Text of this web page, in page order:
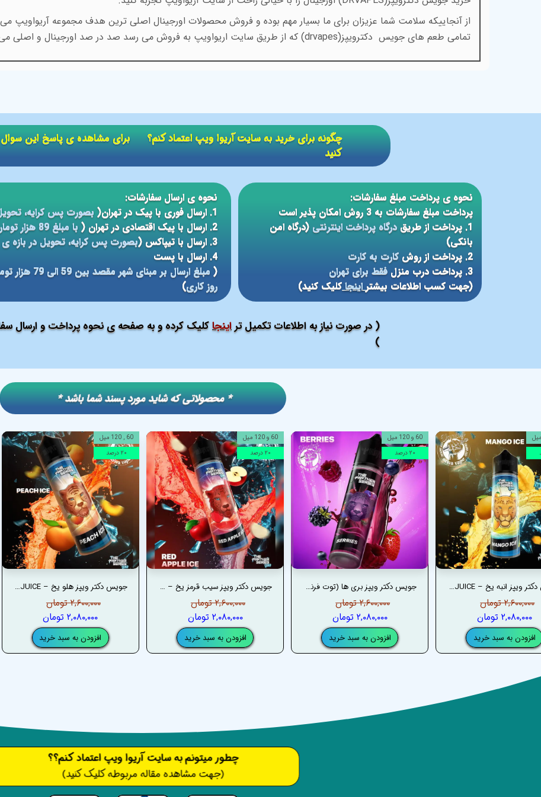
از آنجاییکه سلامت شما عزیزان برای ما بسیار مهم بوده و فروش محصولات اورجینال اصلی ترین هدف مجموعه آریواویپ
تمامی طعم های جویس دکترویپز(drvapes) که از طریق سایت اریواویپ به فروش می رسد صد در صد اورجینال و اصلی
( در صورت نیاز به اطلاعات تکمیل تراینجاکلیک کرده و به صفحه ی نحوه پرداخت و ارسال
)
نحوه ی پرداخت مبلغ سفارشات:
پرداخت مبلغ سفارشات به 3 روش امکان پذیر است
1. پرداخت از طریق
درگاه پرداخت اینترنتی(درگاه امن
بانکی)
2. پرداخت از روش
کارت به کارت
3. پرداخت درب منزل
فقط برای تهران
(جهت کسب اطلاعات بیشتر اینجا کلیک کنید)
نحوه ی ارسال سفارشات:
1. ارسال فوری با پیک در تهران(
بصورت پس کرایه،
2. ارسال با پیک اقتصادی در تهران (
با مبلغ 89 هزار تومان، تحویل در بازه ی زمانی 5 الی 24 ساعته
3. ارسال با تیپاکس (
بصورت پس کرایه، تحویل در بازه ی 12 الی 48
4. ارسال با پست
(
روز کاری)
​​چگونه برای خرید به سایت آریوا ویپ اعتماد کنم؟ برای مشاهده ی پاسخ این
کنید
جویس دکتر ویپز هلو یخ – DRVAPES PEACH ICE JUICE
۲,۶۰۰,۰۰۰ تومان
۲,۰۸۰,۰۰۰ تومان
افزودن به سبد خرید
60 , 120 میل
۲۰ درصد
جویس دکتر ویپز سیب قرمز یخ – DRVAPES RED APPLE ICE JUICE
۲,۶۰۰,۰۰۰ تومان
۲,۰۸۰,۰۰۰ تومان
افزودن به سبد خرید
60 و 120 میل
۲۰ درصد
جویس دکتر ویپز بری ها (توت فرنگی، تمشک، بلوبری) – DRVAPES BERRIES JUICE
۲,۶۰۰,۰۰۰ تومان
۲,۰۸۰,۰۰۰ تومان
افزودن به سبد خرید
60 و 120 میل
۲۰ درصد
جویس دکتر ویپز انبه یخ – DRVAPES MANGO ICE JUICE
۲,۶۰۰,۰۰۰ تومان
۲,۰۸۰,۰۰۰ تومان
افزودن به سبد خرید
​​* محصولاتی که شاید مورد پسند شما باشد *
​​​چطور میتونم به سایت آریوا ویپ اعتماد کنم؟؟
(جهت مشاهده مقاله مربوطه کلیک کنید)